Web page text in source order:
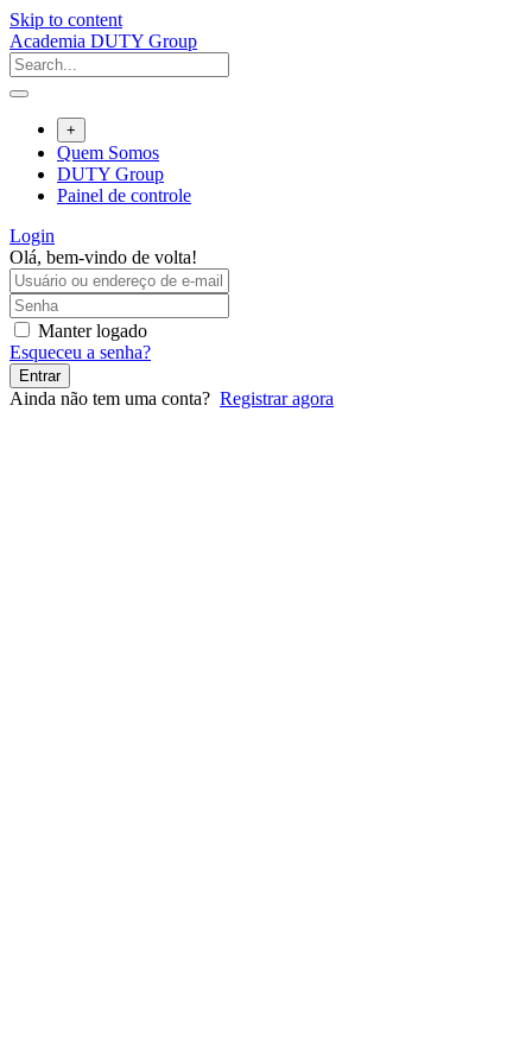
Skip to content
Academia DUTY Group
+
Quem Somos
DUTY Group
Painel de controle
Login
Olá, bem-vindo de volta!
Manter logado
Esqueceu a senha?
Entrar
Ainda não tem uma conta? Registrar agora